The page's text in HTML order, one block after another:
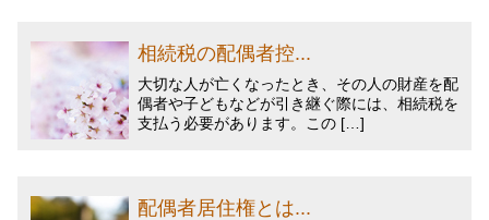
相続税の配偶者控...
大切な人が亡くなったとき、その人の財産を配
偶者や子どもなどが引き継ぐ際には、相続税を
支払う必要があります。この […]
配偶者居住権とは...